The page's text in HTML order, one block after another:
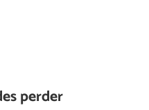
perder